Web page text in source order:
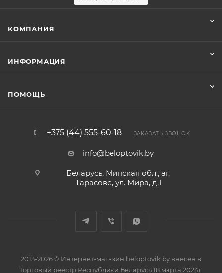
КОМПАНИЯ
ИНФОРМАЦИЯ
ПОМОЩЬ
+375 (44) 555-60-18 ЗАКАЗАТЬ ЗВОНОК
info@beloptovik.by
Беларусь, Минская обл., аг.
Тарасово, ул. Мира, д.1
2013-2026 © Интернет-магазин beloptovik.by внесен в
Торговый реестр Республики Беларусь 18 марта 2024г.